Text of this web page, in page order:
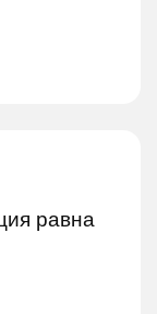
равна